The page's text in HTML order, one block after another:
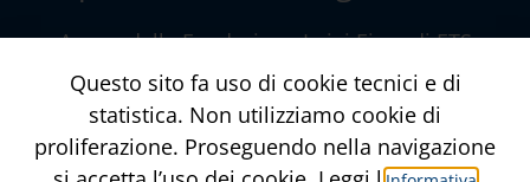
A cura dellaFondazione Luigi Einaudi ETS
Via della Conciliazione, 10 – Roma
www.fondazioneluigieinaudi.it
Contatti
Crediti